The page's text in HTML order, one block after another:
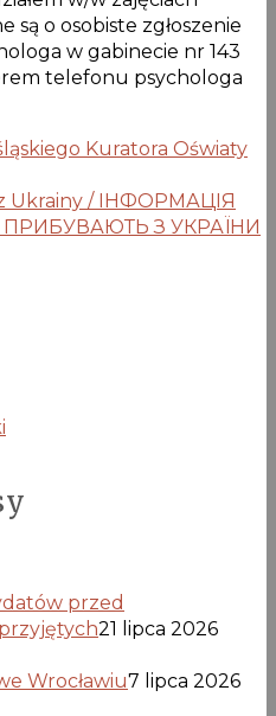
są o osobiste zgłoszenie
w gabinecie nr 143
telefonu psychologa
Kuratora Oświaty
Ukrainy / ІНФОРМАЦІЯ
ПРИБУВАЮТЬ З УКРАЇНИ
przed
21 lipca 2026
Wrocławiu7 lipca 2026